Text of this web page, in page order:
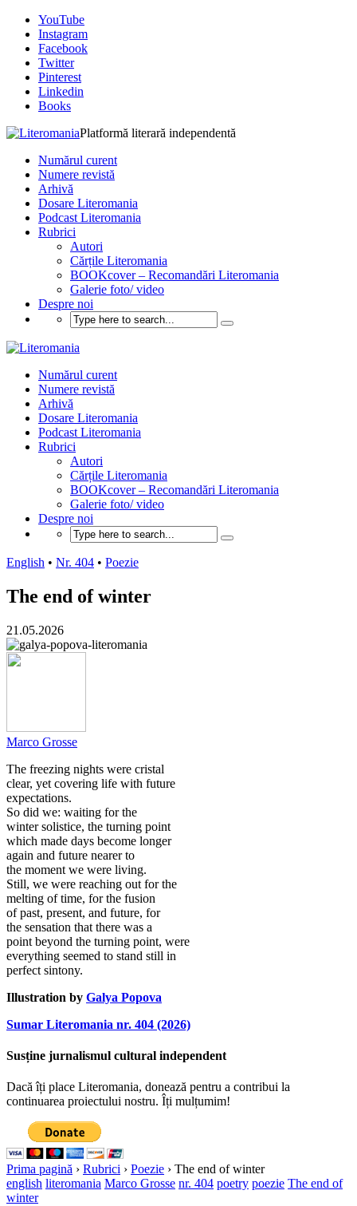
YouTube
Instagram
Facebook
Twitter
Pinterest
Linkedin
Books
Platformă literară independentă
Numărul curent
Numere revistă
Arhivă
Dosare Literomania
Podcast Literomania
Rubrici
Autori
Cărțile Literomania
BOOKcover – Recomandări Literomania
Galerie foto/ video
Despre noi
Numărul curent
Numere revistă
Arhivă
Dosare Literomania
Podcast Literomania
Rubrici
Autori
Cărțile Literomania
BOOKcover – Recomandări Literomania
Galerie foto/ video
Despre noi
English • Nr. 404 • Poezie
The end of winter
21.05.2026
Marco Grosse
The freezing nights were cristal
clear, yet covering life with future
expectations.
So did we: waiting for the
winter solistice, the turning point
which made days become longer
again and future nearer to
the moment we were living.
Still, we were reaching out for the
melting of time, for the fusion
of past, present, and future, for
the sensation that there was a
point beyond the turning point, were
everything seemed to stand still in
perfect sintony.
Illustration by Galya Popova
Sumar Literomania nr. 404 (2026)
Susține jurnalismul cultural independent
Dacă îți place Literomania, donează pentru a contribui la
continuarea proiectului nostru. Îți mulțumim!
Prima pagină › Rubrici › Poezie › The end of winter
english literomania Marco Grosse nr. 404 poetry poezie The end of
winter